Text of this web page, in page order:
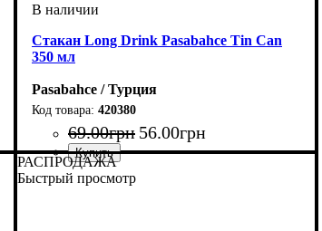
Стакан Long Drink Pasabahce Tin Can
350 мл
Pasabahce / Турция
420380
69.00грн 56.00грн
РАСПРОДАЖА
Быстрый просмотр